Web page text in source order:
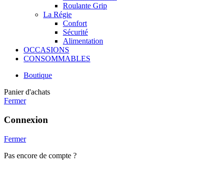
Roulante Grip
La Régie
Confort
Sécurité
Alimentation
OCCASIONS
CONSOMMABLES
Boutique
Panier d'achats
Fermer
Connexion
Fermer
Pas encore de compte ?